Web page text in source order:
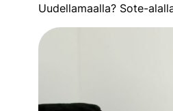
Uudellamaalla? Sote-